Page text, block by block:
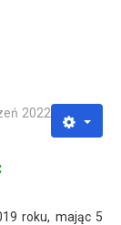
2022
roku, mając 5